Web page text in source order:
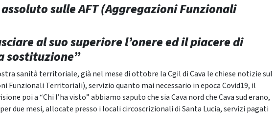
sulle AFT (Aggregazioni Funzionali
al suo superiore l’onere ed il piacere di
sostituzione”
sanità territoriale, già nel mese di ottobre la Cgil di Cava le chiese notizie sul
Funzionali Territoriali), servizio quanto mai necessario in epoca Covid19, il
poi a “Chi l’ha visto” abbiamo saputo che sia Cava nord che Cava sud erano,
due mesi, allocate presso i locali circoscrizionali di Santa Lucia, servizi pagati